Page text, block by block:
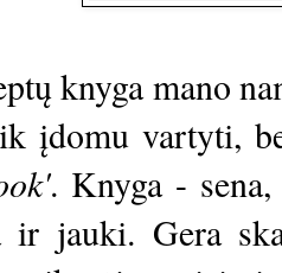
knyga mano
įdomu vartyti,
. Knyga -
jauki. Gera